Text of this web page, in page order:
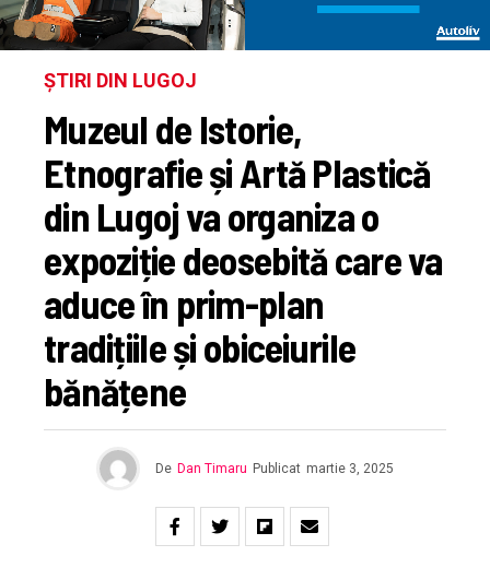
ȘTIRI DIN LUGOJ
Muzeul de Istorie,
Etnografie și Artă Plastică
din Lugoj va organiza o
expoziție deosebită care va
aduce în prim-plan
tradițiile și obiceiurile
bănățene
De Dan Timaru Publicat martie 3, 2025